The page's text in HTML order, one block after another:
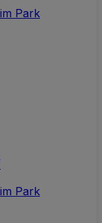
Park
Park